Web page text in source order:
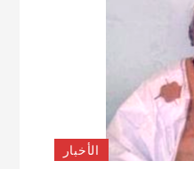
الأخبار